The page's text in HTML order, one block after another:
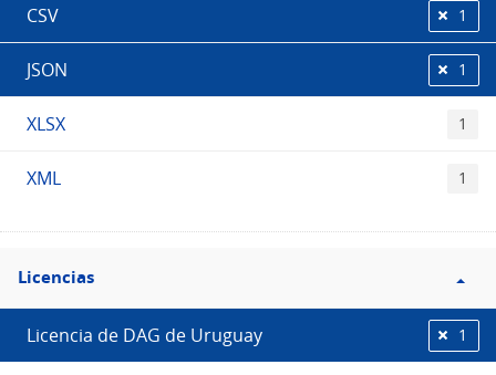
CSV 1
JSON 1
XLSX 1
XML 1
Filtro
Licencias
Licencias
Licencia de DAG de Uruguay 1